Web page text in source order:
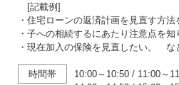
[記載例]
・住宅ローンの返済計画を見直す方法
・子への相続するにあたり注意点を知
・現在加入の保険を見直したい。 な
時間帯 10:00～10:50 / 11:00～